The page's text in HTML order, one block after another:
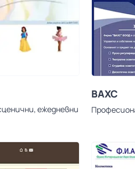
ежедневни
ВАХС